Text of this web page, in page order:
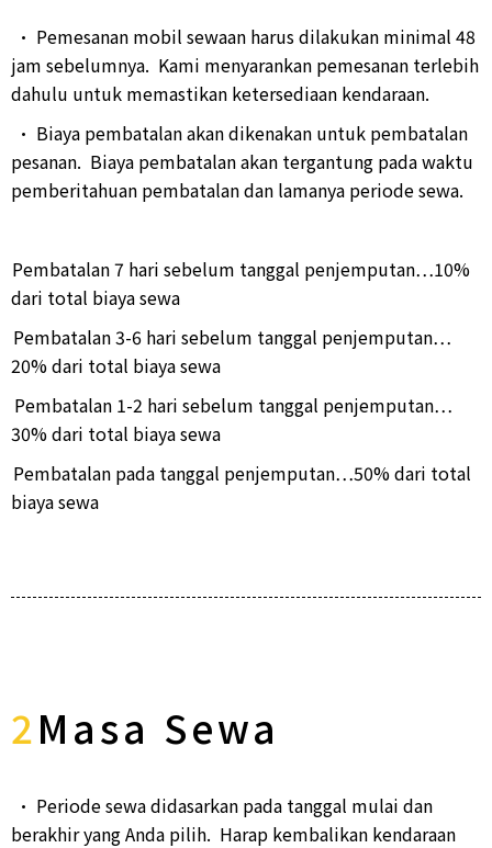
• Pemesanan mobil sewaan harus dilakukan minimal 48
jam sebelumnya. Kami menyarankan pemesanan terlebih
dahulu untuk memastikan ketersediaan kendaraan.
• Biaya pembatalan akan dikenakan untuk pembatalan
pesanan. Biaya pembatalan akan tergantung pada waktu
pemberitahuan pembatalan dan lamanya periode sewa.
Pembatalan 7 hari sebelum tanggal penjemputan…10%
dari total biaya sewa
Pembatalan 3-6 hari sebelum tanggal penjemputan…
20% dari total biaya sewa
Pembatalan 1-2 hari sebelum tanggal penjemputan…
30% dari total biaya sewa
Pembatalan pada tanggal penjemputan…50% dari total
biaya sewa
2Masa Sewa
• Periode sewa didasarkan pada tanggal mulai dan
berakhir yang Anda pilih. Harap kembalikan kendaraan